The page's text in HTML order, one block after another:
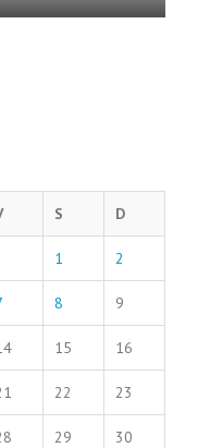
S D
1 2
8 9
15 16
22 23
29 30